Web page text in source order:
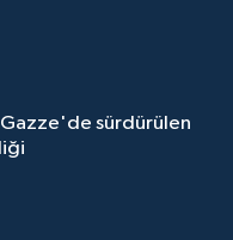
Gazze'de sürdürülen